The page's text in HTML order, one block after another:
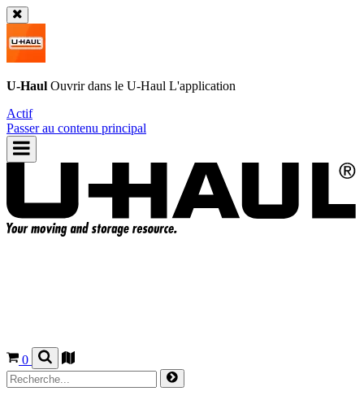
U-Haul Ouvrir dans le U-Haul L'application
Actif
Passer au contenu principal
0